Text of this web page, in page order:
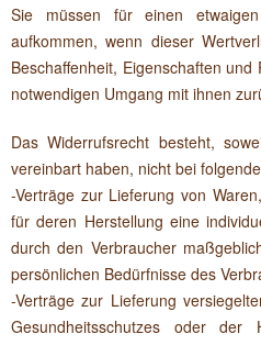
Sie müssen für einen
aufkommen, wenn dieser
Beschaffenheit, Eigenschaften
notwendigen Umgang mit ihnen
Das Widerrufsrecht besteht,
vereinbart haben, nicht bei
-Verträge zur Lieferung von
für deren Herstellung eine
durch den Verbraucher
persönlichen Bedürfnisse des
-Verträge zur Lieferung
Gesundheitsschutzes oder